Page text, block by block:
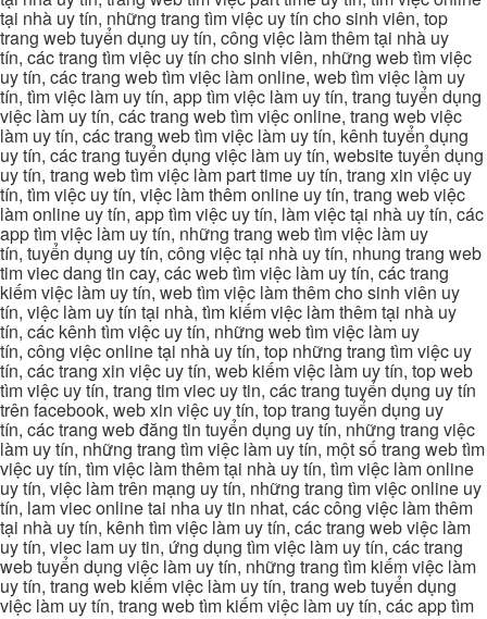
tại nhà uy tín, những trang tìm việc uy tín cho sinh viên, top
trang web tuyển dụng uy tín, công việc làm thêm tại nhà uy
tín, các trang tìm việc uy tín cho sinh viên, những web tìm việc
uy tín, các trang web tìm việc làm online, web tìm việc làm uy
tín, tìm việc làm uy tín, app tìm việc làm uy tín, trang tuyển dụng
việc làm uy tín, các trang web tìm việc online, trang web việc
làm uy tín, các trang web tìm việc làm uy tín, kênh tuyển dụng
uy tín, các trang tuyển dụng việc làm uy tín, website tuyển dụng
uy tín, trang web tìm việc làm part time uy tín, trang xin việc uy
tín, tìm việc uy tín, việc làm thêm online uy tín, trang web việc
làm online uy tín, app tìm việc uy tín, làm việc tại nhà uy tín, các
app tìm việc làm uy tín, những trang web tìm việc làm uy
tín, tuyển dụng uy tín, công việc tại nhà uy tín, nhung trang web
tim viec dang tin cay, các web tìm việc làm uy tín, các trang
kiếm việc làm uy tín, web tìm việc làm thêm cho sinh viên uy
tín, việc làm uy tín tại nhà, tìm kiếm việc làm thêm tại nhà uy
tín, các kênh tìm việc uy tín, những web tìm việc làm uy
tín, công việc online tại nhà uy tín, top những trang tìm việc uy
tín, các trang xin việc uy tín, web kiếm việc làm uy tín, top web
tìm việc uy tín, trang tim viec uy tin, các trang tuyển dụng uy tín
trên facebook, web xin việc uy tín, top trang tuyển dụng uy
tín, các trang web đăng tin tuyển dụng uy tín, những trang việc
làm uy tín, những trang tìm việc làm uy tín, một số trang web tìm
việc uy tín, tìm việc làm thêm tại nhà uy tín, tìm việc làm online
uy tín, việc làm trên mạng uy tín, những trang tìm việc online uy
tín, lam viec online tai nha uy tin nhat, các công việc làm thêm
tại nhà uy tín, kênh tìm việc làm uy tín, các trang web việc làm
uy tín, viec lam uy tin, ứng dụng tìm việc làm uy tín, các trang
web tuyển dụng việc làm uy tín, những trang tìm kiếm việc làm
uy tín, trang web kiếm việc làm uy tín, trang web tuyển dụng
việc làm uy tín, trang web tìm kiếm việc làm uy tín, các app tìm